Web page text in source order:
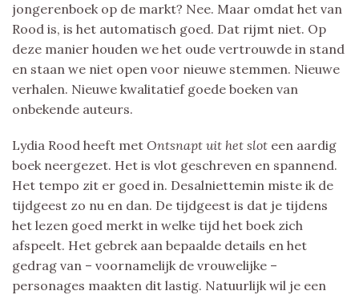
jongerenboek op de markt? Nee. Maar omdat het van
Rood is, is het automatisch goed. Dat rijmt niet. Op
deze manier houden we het oude vertrouwde in stand
en staan we niet open voor nieuwe stemmen. Nieuwe
verhalen. Nieuwe kwalitatief goede boeken van
onbekende auteurs.
Lydia Rood heeft met Ontsnapt uit het slot een aardig
boek neergezet. Het is vlot geschreven en spannend.
Het tempo zit er goed in. Desalniettemin miste ik de
tijdgeest zo nu en dan. De tijdgeest is dat je tijdens
het lezen goed merkt in welke tijd het boek zich
afspeelt. Het gebrek aan bepaalde details en het
gedrag van – voornamelijk de vrouwelijke –
personages maakten dit lastig. Natuurlijk wil je een